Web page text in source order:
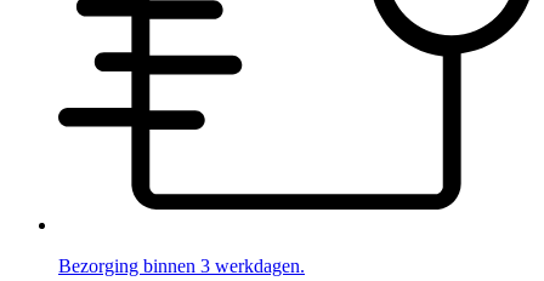
Bezorging binnen 3 werkdagen.